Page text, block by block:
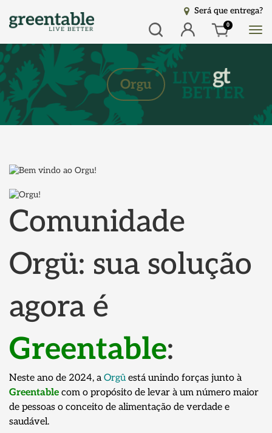
Será que entrega?
Busca
Entrar 0
Orgu
Comunidade
Orgü: sua solução
agora é
Greentable:
Neste ano de 2024, a Orgûestá unindo forças junto à
Greentable com o propósito de levar à um número maior
de pessoas o conceito de alimentação de verdade e
saudável.